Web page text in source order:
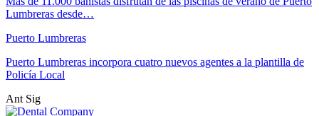
Lumbreras desde…
Puerto Lumbreras
Puerto Lumbreras incorpora cuatro nuevos agentes a la plantilla de
Policía Local
Ant Sig